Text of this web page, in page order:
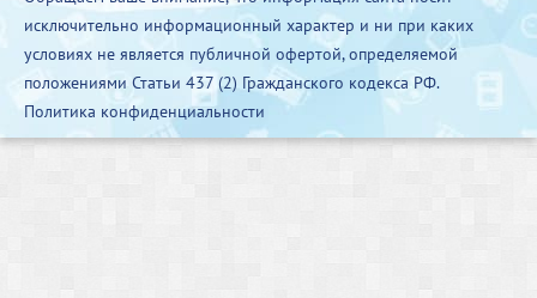
исключительно информационный характер и ни при каких
условиях не является публичной офертой, определяемой
положениями Статьи 437 (2) Гражданского кодекса РФ.
Политика конфиденциальности